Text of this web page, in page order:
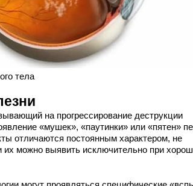
тела
на прогрессирование деструкции
«мушек», «паутинки» или «пятен»
отличаются постоянным характером, не
можно выявить исключительно при